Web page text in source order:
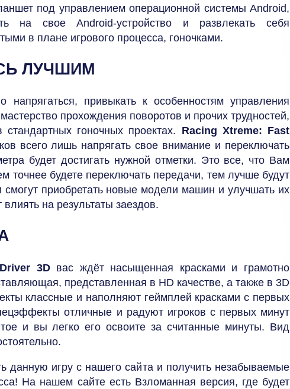
под управлением операционной системы Android,
на свое Android-устройство и развлекать себя
в плане игрового процесса, гоночками.
ЛУЧШИМ
привыкать к особенностям управления
прохождения поворотов и прочих трудностей,
гоночных проектах. Racing Xtreme: Fast
всего лишь напрягать свое внимание и переключать
будет достигать нужной отметки. Это все, что Вам
точнее будете переключать передачи, тем лучше будут
смогут приобретать новые модели машин и улучшать их
влиять на результаты заездов.
3Dвас ждёт насыщенная красками и грамотно
представленная в HD качестве, а также в 3D
классные и наполняют геймплей красками с первых
отличные и радуют игроков с первых минут
и вы легко его освоите за считанные минуты. Вид
данную игру с нашего сайта и получить незабываемые
На нашем сайте есть Взломанная версия, где будет